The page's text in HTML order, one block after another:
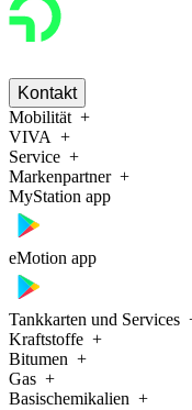
Kontakt
Mobilität
VIVA
Service
Markenpartner
MyStation app
eMotion app
Tankkarten und Services
Kraftstoffe
Bitumen
Gas
Basischemikalien